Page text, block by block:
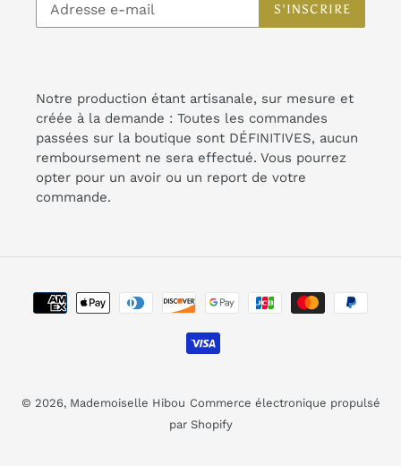
S'INSCRIRE
Notre production étant artisanale, sur mesure et
créée à la demande : Toutes les commandes
passées sur la boutique sont DÉFINITIVES, aucun
remboursement ne sera effectué. Vous pourrez
opter pour un avoir ou un report de votre
commande.
Moyens
de
paiement
© 2026, Mademoiselle Hibou Commerce électronique propulsé
par Shopify